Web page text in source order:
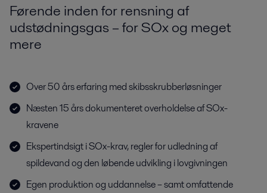
Førende inden for rensning af
udstødningsgas – for SOx og meget
mere
Over 50 års erfaring med skibsskrubberløsninger
Næsten 15 års dokumenteret overholdelse af SOx-
kravene
Ekspertindsigt i SOx-krav, regler for udledning af
spildevand og den løbende udvikling i lovgivningen
Egen produktion og uddannelse – samt omfattende